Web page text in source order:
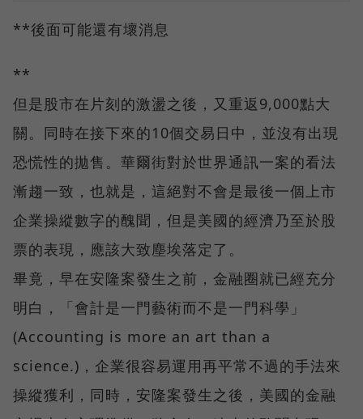
**後面可能還有壞消息
**
但是股市在片刻的激盪之後，又重返9,000點大
關。同時在接下來的10個交易日中，並沒有出現
恐慌性的拋售。華爾街對於世界通訊一案的看法
漸趨一致，也就是，這絕對不會是最後一個上市
企業操縱數字的醜聞，但是美國的經濟乃至於股
票的表現，應該大致塵埃落定了。
畢竟，早在安隆案發生之前，金融圈就已經充分
明白，「會計是一門藝術而不是一門科學」
(Accounting is more an art than a
science.)，企業很容易運用再平常不過的手法來
操縱獲利，同時，安隆案發生之後，美國的金融